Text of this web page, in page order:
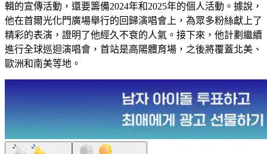
輯的宣傳活動，還要籌備2024年和2025年的個人活動。據說，
他在首爾光化門廣場舉行的回歸演唱會上，為眾多粉絲獻上了
精彩的表演，證明了他經久不衰的人氣。接下來，他計劃繼續
進行全球巡迴演唱會，首站是高陽體育場，之後將覆蓋北美、
歐洲和南美等地。